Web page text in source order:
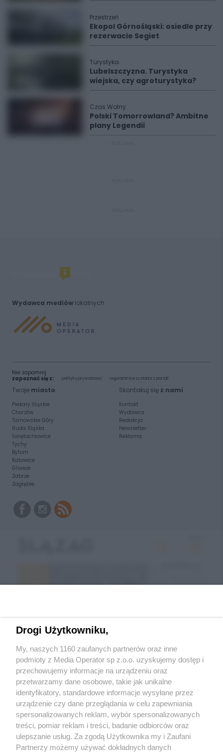
Przestrzeń
Ekopol Górnośląski: osiedle przy
rezerwacie Segiet
Turystyka
Lubelszczyzna. Turystyka
wiejska, czy agroturystyka?
Czas Wolny
Polski Tomorrowland? Ambitne
plany Legendii
Wydawca mediówlokalnych
Nie zapomnij
zapoznać się z:
polityką prywatności regulamin korzystania z portali
Twoje miasto
Piekary Śląskie
Chorzów
Tarnowskie Góry
Ruda Śląska
Świętochłowice
Tychy
Bytom
Katowice
Gliwice
Zabrze
Zagłębie
Skontakuj się z nami
Kontakt
Wydawca
Redakcja
Newsletter
Reklama
Wróć do strony głównej
ślązag.pl
0%
Drogi Użytkowniku,
My, naszych 1160 zaufanych partnerów oraz inne
podmioty z Media Operator sp z.o.o. uzyskujemy dostęp i
przechowujemy informacje na urządzeniu oraz
przetwarzamy dane osobowe, takie jak unikalne
identyfikatory, standardowe informacje wysyłane przez
urządzenie czy dane przeglądania w celu zapewniania
spersonalizowanych reklam, wybór spersonalizowanych
treści, pomiar reklam i treści, badanie odbiorców oraz
ulepszanie usług. Za zgodą Użytkownika my i Zaufani
Partnerzy możemy używać dokładnych danych